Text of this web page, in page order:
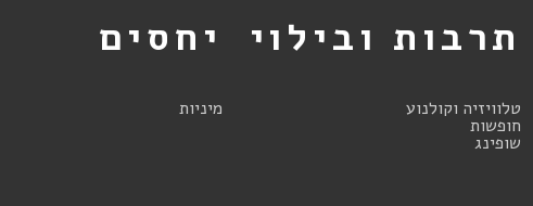
תרבות ובילוי
טלוויזיה וקולנוע
חופשות
שופינג
יחסים
מיניות